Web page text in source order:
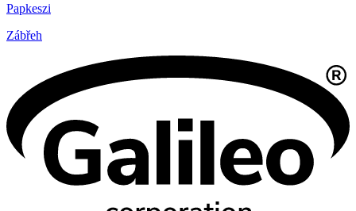
Papkeszi
Zábřeh